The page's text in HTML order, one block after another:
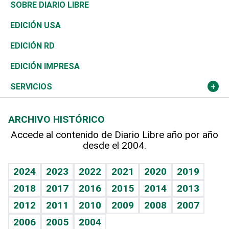
Reportajes
África
Ocenanía
Caribe
Resto del mundo
Consumo
Vivienda
Telecom.
Global y variable
Economía personal
Belleza
Buena Vida
Sociales
Novedades
Podcast Arte Libre
Hablando con el pediatra
Vida y familia
Eñe
Celebrando la vida
Golf
Ciclismo
Tenis
Olimpismo
Más deportes
Línea de hit
TBT Deportivo
De buena tinta
En Directo
El Espía
Noticiero Poteleche
Columnistas
Más firmas
Clima
Tecnología
Historia
Martes de tecnología
Cambio climático
Mundo
Economía
Revista
Deportes
Opinión
Hecho en casa
Guía del dinero
SOBRE DIARIO LIBRE
EDICIÓN USA
EDICIÓN RD
EDICIÓN IMPRESA
SERVICIOS
Cumpleaños
Horóscopos
Crucigramas
ARCHIVO HISTÓRICO
Accede al contenido de Diario Libre año por año
desde el 2004.
2024 2023 2022 2021 2020
2019
2018
2017 2016 2015 2014
2013
2012
2011 2010 2009 2008
2007
2006
2005 2004